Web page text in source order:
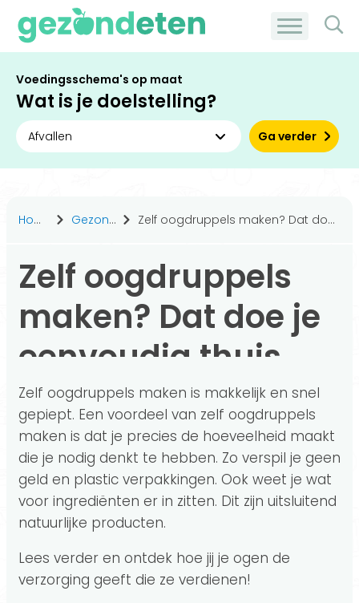
Voedingsschema's op maat
Wat is je doelstelling?
Ga verder
Home Gezond leven Zelf oogdruppels maken? Dat doe je eenvoudig thuis.
Zelf oogdruppels
maken? Dat doe je
eenvoudig thuis.
Zelf oogdruppels maken is makkelijk en snel
gepiept. Een voordeel van zelf oogdruppels
maken is dat je precies de hoeveelheid maakt
die je nodig denkt te hebben. Zo verspil je geen
geld en plastic verpakkingen. Ook weet je wat
voor ingrediënten er in zitten. Dit zijn uitsluitend
natuurlijke producten.
Lees verder en ontdek hoe jij je ogen de
verzorging geeft die ze verdienen!